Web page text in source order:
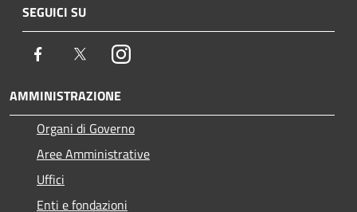
SEGUICI SU
Facebook TwitterInstagram
AMMINISTRAZIONE
Organi di Governo
Aree Amministrative
Uffici
Enti e fondazioni